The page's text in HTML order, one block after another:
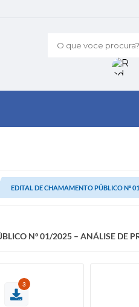
O que voce procura?
EDITAL DE CHAMAMENTO PÚBLICO Nº
Nº 01/2025 – ANÁLISE DE
3